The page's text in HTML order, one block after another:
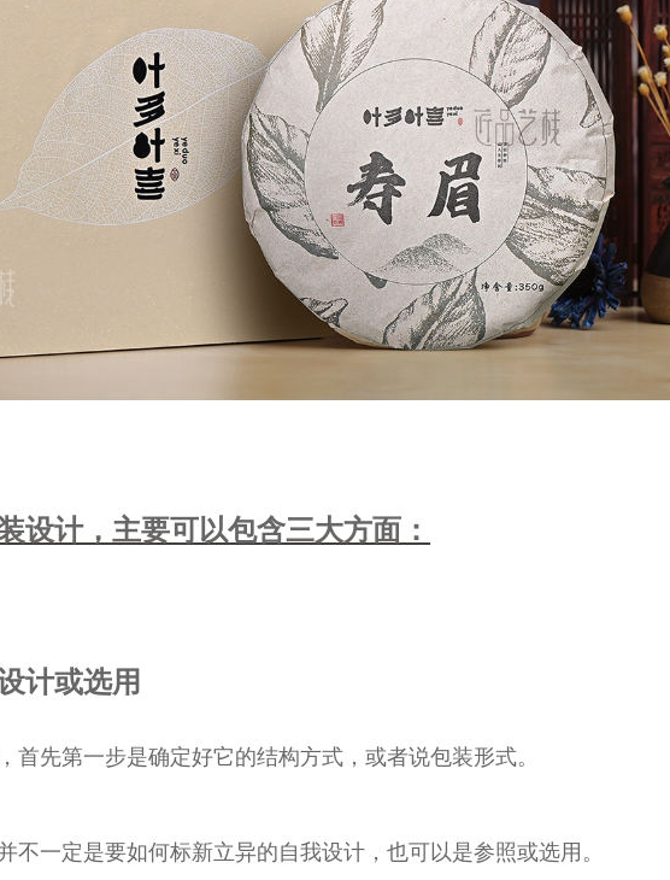
设计，主要可以包含三大方面：
计或选用
首先第一步是确定好它的结构方式，或者说包装形式。
不一定是要如何标新立异的自我设计，也可以是参照或选用。